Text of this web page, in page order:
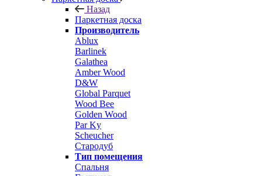
Назад
Паркетная доска
Производитель
Ablux
Barlinek
Galathea
Amber Wood
D&W
Global Parquet
Wood Bee
Golden Wood
Par Ky
Scheucher
Стародуб
Тип помещения
Спальня